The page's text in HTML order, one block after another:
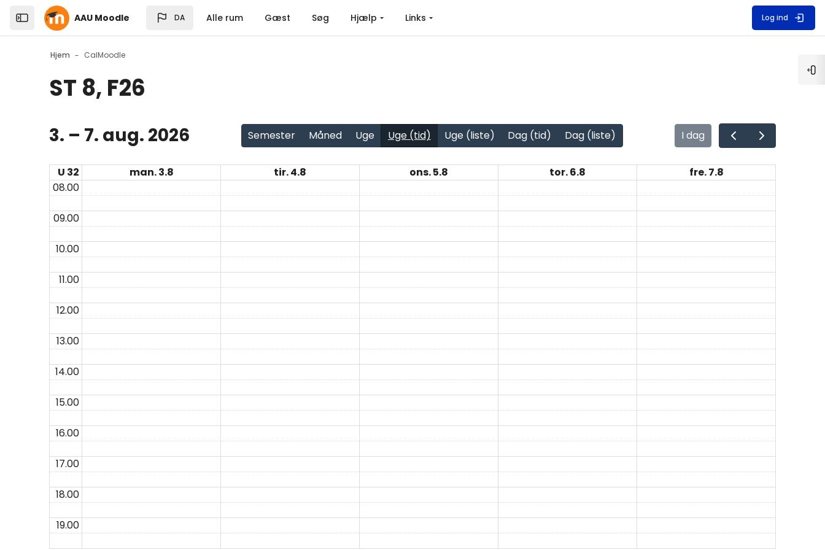
Skip to sidebar navigation menu
Skip to top bar navigation menu
Skip to sidebar hidden blocks
Skip to page footer
Gå til hovedindhold
Open the sidebarAAU Moodle DA Alle rum Gæst Søg Hjælp Links Log ind
Hjem CalMoodle
ST 8, F26
Blokke
3. – 7. aug. 2026 Semester Måned Uge Uge (tid) Uge (liste) Dag (tid) Dag (liste) I dag
U 32 man. 3.8 tir. 4.8 ons. 5.8 tor. 6.8
fre. 7.8
08.00
09.00
10.00
11.00
12.00
13.00
14.00
15.00
16.00
17.00
18.00
19.00